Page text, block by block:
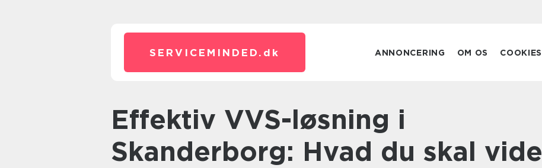
SERVICEMINDED. dk ANNONCERING OM OS COOKIES
Effektiv VVS-løsning i
Skanderborg: Hvad du skal vide